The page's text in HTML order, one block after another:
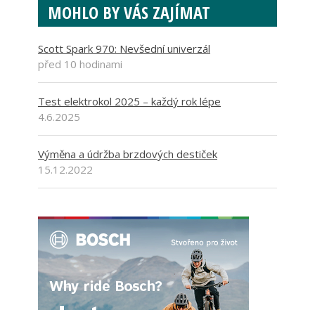
MOHLO BY VÁS ZAJÍMAT
Scott Spark 970: Nevšední univerzál
před 10 hodinami
Test elektrokol 2025 – každý rok lépe
4.6.2025
Výměna a údržba brzdových destiček
15.12.2022